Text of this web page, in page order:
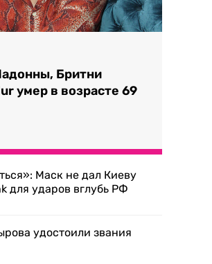
Бритни
умер в возрасте 69
Маск не дал Киеву
для ударов вглубь РФ
удостоили звания